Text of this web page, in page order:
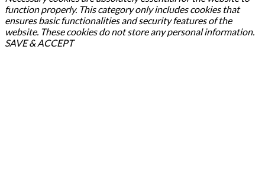
function properly. This category only includes cookies that
ensures basic functionalities and security features of the
website. These cookies do not store any personal information.
SAVE & ACCEPT